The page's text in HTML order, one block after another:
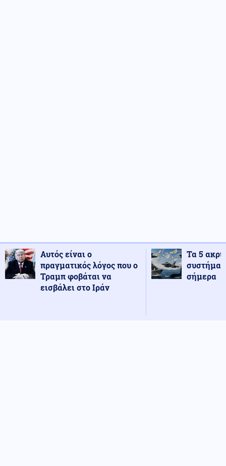
Αυτός είναι ο
πραγματικός λόγος που ο
Τραμπ φοβάται να
εισβάλει στο Ιράν
Τα 5
σήμερα